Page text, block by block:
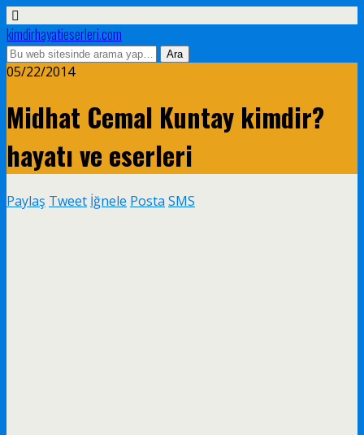
kimdirhayatieserleri.com
05/22/2014
Midhat Cemal Kuntay kimdir?
hayatı ve eserleri
Paylaş Tweet İğnele Posta SMS